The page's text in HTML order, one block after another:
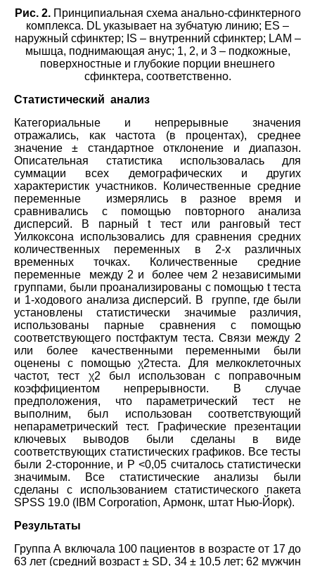
Рис. 2.Принципиальная схема анально-сфинктерного
комплекса. DL указывает на зубчатую линию; ES –
наружный сфинктер; IS – внутренний сфинктер; LAM –
мышца, поднимающая анус; 1, 2, и 3 – подкожные,
поверхностные и глубокие порции внешнего
сфинктера, соответственно.
Статистический анализ
Категориальные и непрерывные значения
отражались, как частота (в процентах), среднее
значение ± стандартное отклонение и диапазон.
Описательная статистика использовалась для
суммации всех демографических и других
характеристик участников. Количественные средние
переменные измерялись в разное время и
сравнивались с помощью повторного анализа
дисперсий. В парный t тест или ранговый тест
Уилкоксона использовались для сравнения средних
количественных переменных в 2-х различных
временных точках. Количественные средние
переменные между 2 и более чем 2 независимыми
группами, были проанализированы с помощью t теста
и 1-ходового анализа дисперсий. В группе, где были
установлены статистически значимые различия,
использованы парные сравнения с помощью
соответствующего постфактум теста. Связи между 2
или более качественными переменными были
оценены с помощью χ2теста. Для мелкоклеточных
частот, тест χ2 был использован с поправочным
коэффициентом непрерывности. В случае
предположения, что параметрический тест не
выполним, был использован соответствующий
непараметрический тест. Графические презентации
ключевых выводов были сделаны в виде
соответствующих статистических графиков. Все тесты
были 2-сторонние, и P <0,05 считалось статистически
значимым. Все статистические анализы были
сделаны с использованием статистического пакета
SPSS 19.0 (IBM Corporation, Армонк, штат Нью-Йорк).
Результаты
Группа А включала 100 пациентов в возрасте от 17 до
63 лет (средний возраст ± SD, 34 ± 10,5 лет; 62 мужчин